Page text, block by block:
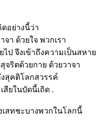
อย่างนี้ว่า
า ด้วยใจ พวกเรา
ป จึงเข้าถึงความเป็นสหาย
จริตด้วยกาย ด้วยวาจา
งสุคติโลกสวรรค์
สียในบัดนี้เถิด .
เสทชะบางพวกในโลกนี้